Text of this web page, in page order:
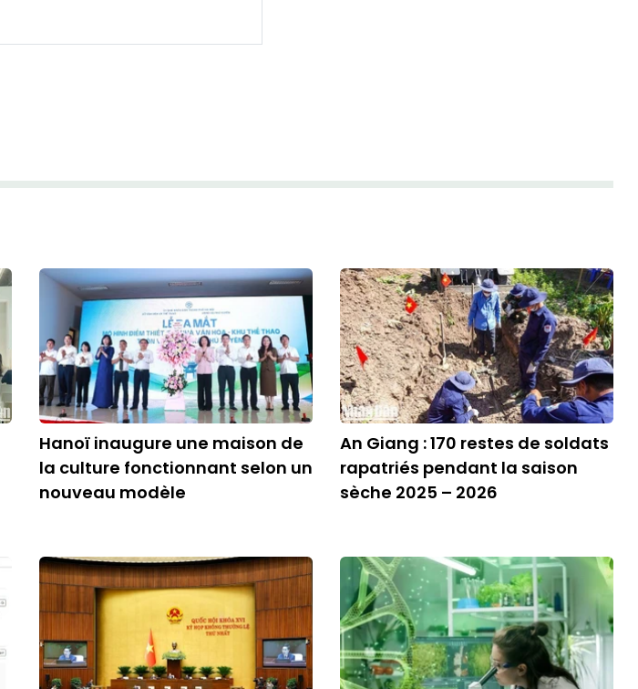
Hanoï inaugure une maison de
la culture fonctionnant selon un
nouveau modèle
An Giang : 170 restes de soldats
rapatriés pendant la saison
sèche 2025 – 2026